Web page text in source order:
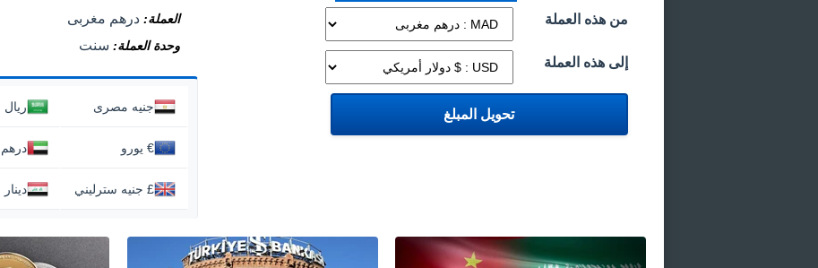
من هذه العملة
إلى هذه العملة
العملة درهم مغربى
وحدة العملة سنت
جنيه مصرى
€ يورو درهم
£ جنيه سترليني